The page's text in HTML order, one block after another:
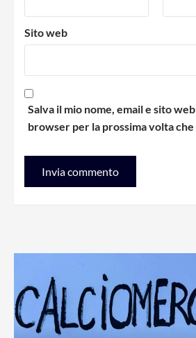
Sito web
Salva il mio nome, email e sito
browser per la prossima volta